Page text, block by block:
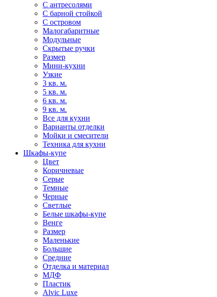
С антресолями
С барной стойкой
С островом
Малогабаритные
Модульные
Скрытые ручки
Размер
Мини-кухни
Узкие
3 кв. м.
5 кв. м.
6 кв. м.
9 кв. м.
Все для кухни
Варианты отделки
Мойки и смесители
Техника для кухни
Шкафы-купе
Цвет
Коричневые
Серые
Темные
Черные
Светлые
Белые шкафы-купе
Венге
Размер
Маленькие
Большие
Средние
Отделка и материал
МДФ
Пластик
Alvic Luxe